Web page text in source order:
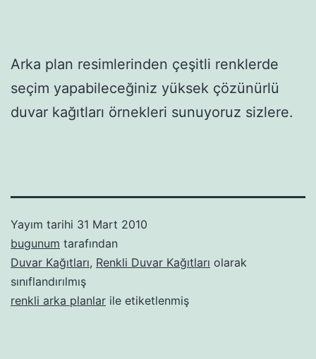
Arka plan resimlerinden çeşitli renklerde
seçim yapabileceğiniz yüksek çözünürlü
duvar kağıtları örnekleri sunuyoruz sizlere.
Yayım tarihi 31 Mart 2010
bugunum tarafından
Duvar Kağıtları, Renkli Duvar Kağıtları olarak
sınıflandırılmış
renkli arka planlar ile etiketlenmiş